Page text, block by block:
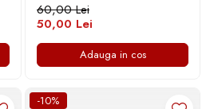
60,00 Lei
50,00 Lei
Adauga in cos
-10%